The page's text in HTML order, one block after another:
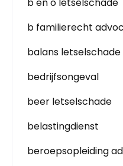
b familierecht
balans letselschade
bedrijfsongeval
beer letselschade
belastingdienst
beroepsopleiding